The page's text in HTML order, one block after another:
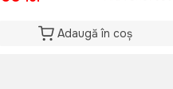
Adaugă în coș